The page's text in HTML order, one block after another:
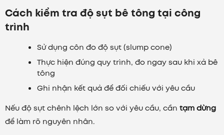
Cách kiểm tra độ sụt bê tông tại công
trình
Sử dụng côn đo độ sụt (slump cone)
Thực hiện đúng quy trình, đo ngay sau khi xả bê
tông
Ghi nhận kết quả để đối chiếu với yêu cầu
Nếu độ sụt chênh lệch lớn so với yêu cầu, cần tạm dừng
để làm rõ nguyên nhân.